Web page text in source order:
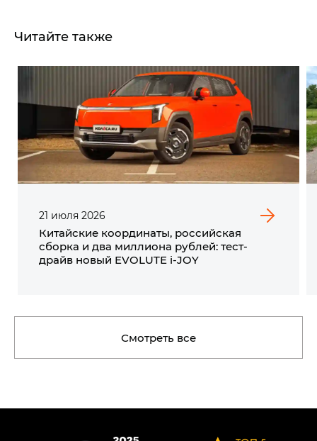
Читайте также
21 июля 2026
Китайские координаты, российская
сборка и два миллиона рублей: тест-
драйв новый EVOLUTE i‑JOY
Смотреть все